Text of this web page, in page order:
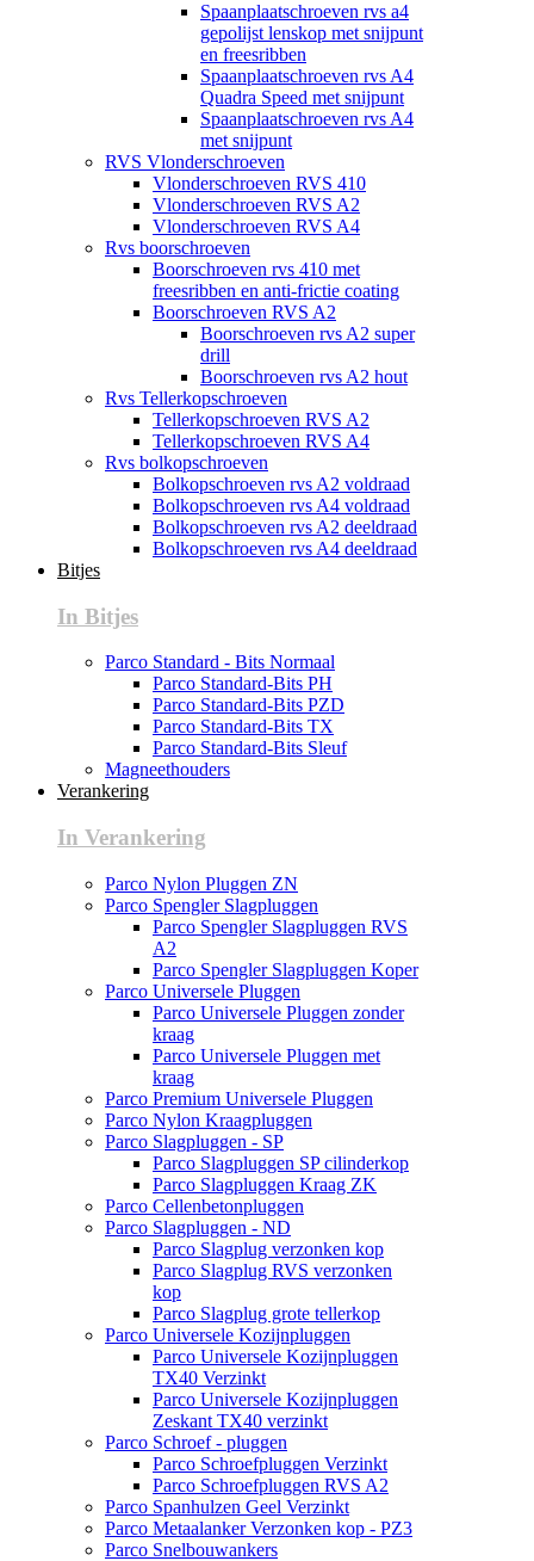
Spaanplaatschroeven rvs a4
gepolijst lenskop met snijpunt
en freesribben
Spaanplaatschroeven rvs A4
Quadra Speed met snijpunt
Spaanplaatschroeven rvs A4
met snijpunt
RVS Vlonderschroeven
Vlonderschroeven RVS 410
Vlonderschroeven RVS A2
Vlonderschroeven RVS A4
Rvs boorschroeven
Boorschroeven rvs 410 met
freesribben en anti-frictie coating
Boorschroeven RVS A2
Boorschroeven rvs A2 super
drill
Boorschroeven rvs A2 hout
Rvs Tellerkopschroeven
Tellerkopschroeven RVS A2
Tellerkopschroeven RVS A4
Rvs bolkopschroeven
Bolkopschroeven rvs A2 voldraad
Bolkopschroeven rvs A4 voldraad
Bolkopschroeven rvs A2 deeldraad
Bolkopschroeven rvs A4 deeldraad
Bitjes
In Bitjes
Parco Standard - Bits Normaal
Parco Standard-Bits PH
Parco Standard-Bits PZD
Parco Standard-Bits TX
Parco Standard-Bits Sleuf
Magneethouders
Verankering
In Verankering
Parco Nylon Pluggen ZN
Parco Spengler Slagpluggen
Parco Spengler Slagpluggen RVS
A2
Parco Spengler Slagpluggen Koper
Parco Universele Pluggen
Parco Universele Pluggen zonder
kraag
Parco Universele Pluggen met
kraag
Parco Premium Universele Pluggen
Parco Nylon Kraagpluggen
Parco Slagpluggen - SP
Parco Slagpluggen SP cilinderkop
Parco Slagpluggen Kraag ZK
Parco Cellenbetonpluggen
Parco Slagpluggen - ND
Parco Slagplug verzonken kop
Parco Slagplug RVS verzonken
kop
Parco Slagplug grote tellerkop
Parco Universele Kozijnpluggen
Parco Universele Kozijnpluggen
TX40 Verzinkt
Parco Universele Kozijnpluggen
Zeskant TX40 verzinkt
Parco Schroef - pluggen
Parco Schroefpluggen Verzinkt
Parco Schroefpluggen RVS A2
Parco Spanhulzen Geel Verzinkt
Parco Metaalanker Verzonken kop - PZ3
Parco Snelbouwankers